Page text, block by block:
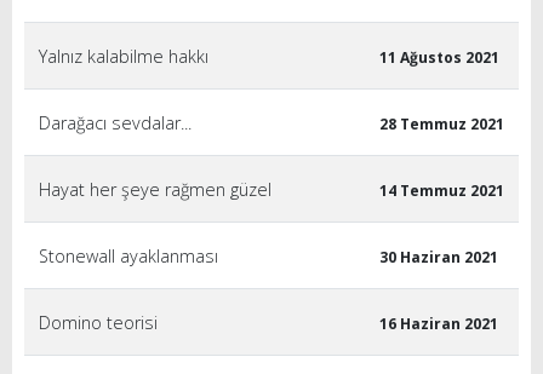
Yalnız kalabilme hakkı 11 Ağustos 2021
Darağacı sevdalar... 28 Temmuz 2021
Hayat her şeye rağmen güzel 14 Temmuz 2021
Stonewall ayaklanması 30 Haziran 2021
Domino teorisi 16 Haziran 2021